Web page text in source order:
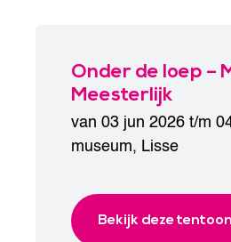
Onder de loep –
Meesterlijk
van 03 jun 2026 t/m
museum, Lisse
Bekijk deze